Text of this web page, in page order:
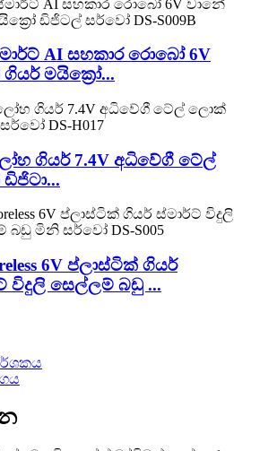
AI සහකාර රොබෝ 6V
මයික්‍රෝ...
ගියර් 7.4V අධිවේගී ටේල්
6V ප්ලාස්ටික් ගියර්
විදුලි සෙල්ලම් බඩු ...